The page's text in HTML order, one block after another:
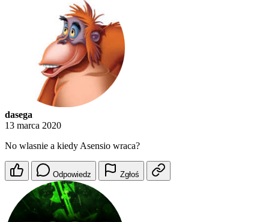
dasega
13 marca 2020
No wlasnie a kiedy Asensio wraca?
Odpowiedz Zgłoś